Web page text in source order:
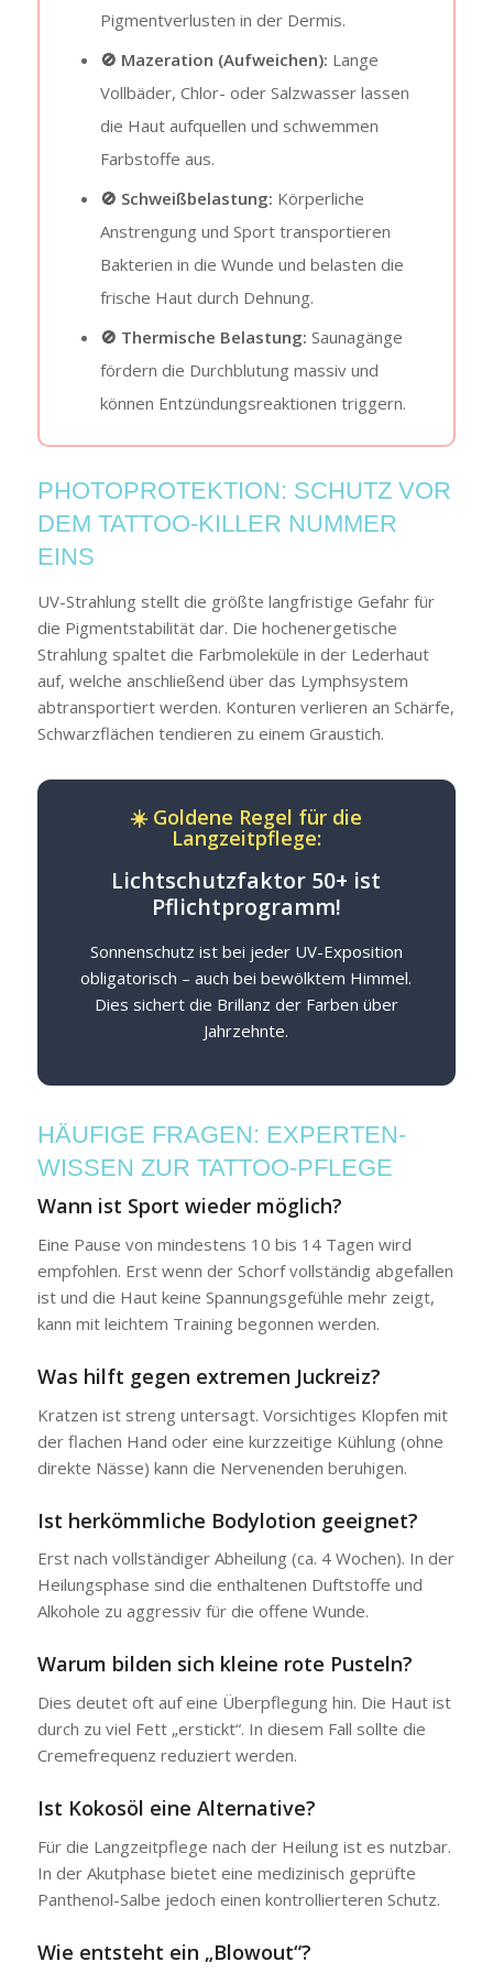
Pigmentverlusten in der Dermis.
🚫 Mazeration (Aufweichen): Lange
Vollbäder, Chlor- oder Salzwasser lassen
die Haut aufquellen und schwemmen
Farbstoffe aus.
🚫 Schweißbelastung: Körperliche
Anstrengung und Sport transportieren
Bakterien in die Wunde und belasten die
frische Haut durch Dehnung.
🚫 Thermische Belastung: Saunagänge
fördern die Durchblutung massiv und
können Entzündungsreaktionen triggern.
PHOTOPROTEKTION: SCHUTZ VOR
DEM TATTOO-KILLER NUMMER
EINS
UV-Strahlung stellt die größte langfristige Gefahr für
die Pigmentstabilität dar. Die hochenergetische
Strahlung spaltet die Farbmoleküle in der Lederhaut
auf, welche anschließend über das Lymphsystem
abtransportiert werden. Konturen verlieren an Schärfe,
Schwarzflächen tendieren zu einem Graustich.
☀️ Goldene Regel für die
Langzeitpflege:
Lichtschutzfaktor 50+ ist
Pflichtprogramm!
Sonnenschutz ist bei jeder UV-Exposition
obligatorisch – auch bei bewölktem Himmel.
Dies sichert die Brillanz der Farben über
Jahrzehnte.
HÄUFIGE FRAGEN: EXPERTEN-
WISSEN ZUR TATTOO-PFLEGE
Wann ist Sport wieder möglich?
Eine Pause von mindestens 10 bis 14 Tagen wird
empfohlen. Erst wenn der Schorf vollständig abgefallen
ist und die Haut keine Spannungsgefühle mehr zeigt,
kann mit leichtem Training begonnen werden.
Was hilft gegen extremen Juckreiz?
Kratzen ist streng untersagt. Vorsichtiges Klopfen mit
der flachen Hand oder eine kurzzeitige Kühlung (ohne
direkte Nässe) kann die Nervenenden beruhigen.
Ist herkömmliche Bodylotion geeignet?
Erst nach vollständiger Abheilung (ca. 4 Wochen). In der
Heilungsphase sind die enthaltenen Duftstoffe und
Alkohole zu aggressiv für die offene Wunde.
Warum bilden sich kleine rote Pusteln?
Dies deutet oft auf eine Überpflegung hin. Die Haut ist
durch zu viel Fett „erstickt“. In diesem Fall sollte die
Cremefrequenz reduziert werden.
Ist Kokosöl eine Alternative?
Für die Langzeitpflege nach der Heilung ist es nutzbar.
In der Akutphase bietet eine medizinisch geprüfte
Panthenol-Salbe jedoch einen kontrollierteren Schutz.
Wie entsteht ein „Blowout“?